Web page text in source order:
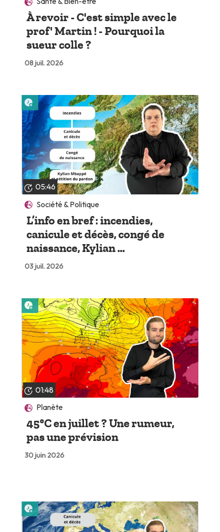
À revoir - C'est simple avec le
prof' Martin ! - Pourquoi la
sueur colle ?
08 juil. 2026
05:46
Société & Politique
L’info en bref : incendies,
canicule et décès, congé de
naissance, Kylian ...
03 juil. 2026
Lire plus tard
01:48
Planète
45°C en juillet ? Une rumeur,
pas une prévision
30 juin 2026
Lire plus tard
Lire plus tard